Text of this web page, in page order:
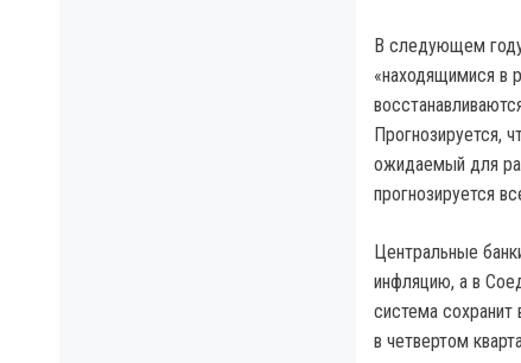
В следующем
«находящимися в
Прогнозируется,
ожидаемый для
прогнозируется
Центральные
инфляцию, а в
система сохранит
в четвертом